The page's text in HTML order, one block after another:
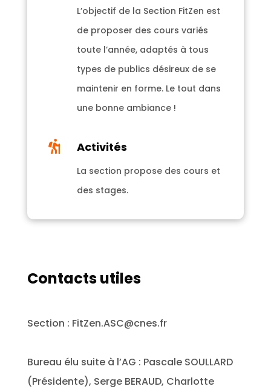
L’objectif de la Section FitZen est
de proposer des cours variés
toute l’année, adaptés à tous
types de publics désireux de se
maintenir en forme. Le tout dans
une bonne ambiance !
 Activités
La section propose des cours et
des stages.
Contacts utiles
Section : FitZen.ASC@cnes.fr
Bureau élu suite à l’AG : Pascale SOULLARD
(Présidente), Serge BERAUD, Charlotte